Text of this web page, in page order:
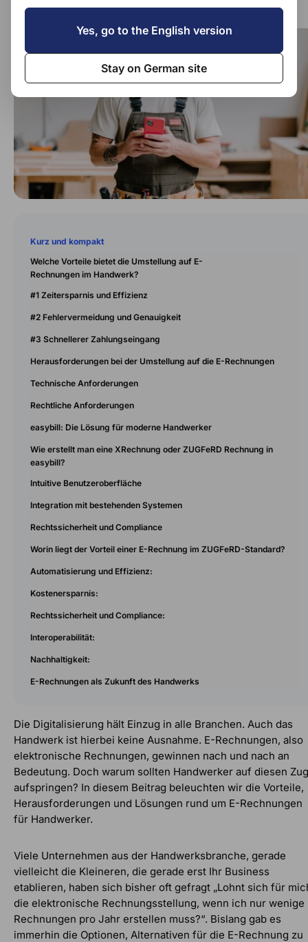
Kurz und kompakt
Welche Vorteile bietet die Umstellung auf E-
Rechnungen im Handwerk?
#1 Zeitersparnis und Effizienz
#2 Fehlervermeidung und Genauigkeit
#3 Schnellerer Zahlungseingang
Herausforderungen bei der Umstellung auf die E-Rechnungen
Technische Anforderungen
Rechtliche Anforderungen
easybill: Die Lösung für moderne Handwerker
Wie erstellt man eine XRechnung oder ZUGFeRD Rechnung in
easybill?
Intuitive Benutzeroberfläche
Integration mit bestehenden Systemen
Rechtssicherheit und Compliance
Worin liegt der Vorteil einer E-Rechnung im ZUGFeRD-Standard?
Automatisierung und Effizienz:
Kostenersparnis:
Rechtssicherheit und Compliance:
Interoperabilität:
Nachhaltigkeit:
E-Rechnungen als Zukunft des Handwerks
Die Digitalisierung hält Einzug in alle Branchen. Auch das
Handwerk ist hierbei keine Ausnahme. E-Rechnungen, also
elektronische Rechnungen, gewinnen nach und nach an
Bedeutung. Doch warum sollten Handwerker auf diesen Zug
aufspringen? In diesem Beitrag beleuchten wir die Vorteile,
Herausforderungen und Lösungen rund um E-Rechnungen
für Handwerker.
Viele Unternehmen aus der Handwerksbranche, gerade
vielleicht die Kleineren, die gerade erst Ihr Business
etablieren, haben sich bisher oft gefragt „Lohnt sich für
die elektronische Rechnungsstellung, wenn ich nur wenige
Rechnungen pro Jahr erstellen muss?“. Bislang gab es
immerhin die Optionen, Alternativen für die E-Rechnung zu
Yes, go to the English version
Stay on German site